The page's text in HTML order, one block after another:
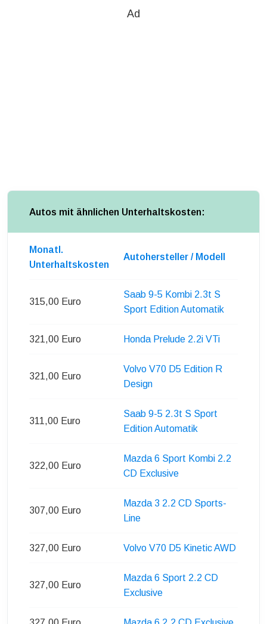
Ad
Autos mit ähnlichen Unterhaltskosten:
Monatl.
Unterhaltskosten
Autohersteller / Modell
315,00 Euro
Saab 9-5 Kombi 2.3t S
Sport Edition Automatik
321,00 Euro Honda Prelude 2.2i VTi
321,00 Euro
Volvo V70 D5 Edition R
Design
311,00 Euro
Saab 9-5 2.3t S Sport
Edition Automatik
322,00 Euro
Mazda 6 Sport Kombi 2.2
CD Exclusive
307,00 Euro
Mazda 3 2.2 CD Sports-
Line
327,00 Euro Volvo V70 D5 Kinetic AWD
327,00 Euro
Mazda 6 Sport 2.2 CD
Exclusive